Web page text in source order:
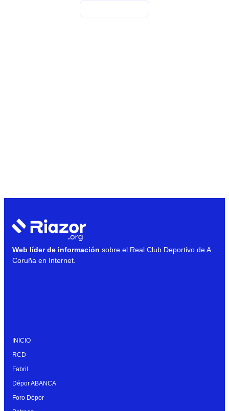
Web líder de información sobre el Real Club Deportivo de A
Coruña en Internet.
INICIO
RCD
Fabril
Dépor ABANCA
Foro Dépor